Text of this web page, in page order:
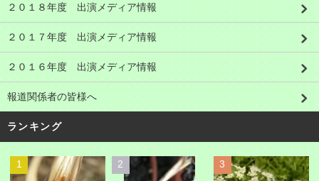
２０１８年度 出演メディア情報
２０１７年度 出演メディア情報
２０１６年度 出演メディア情報
報道関係者の皆様へ
ランキング
1 2 3